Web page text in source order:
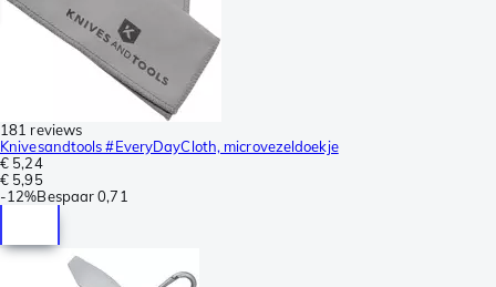
181 reviews
Knivesandtools #EveryDayCloth, microvezeldoekje
€ 5,24
€ 5,95
-12%Bespaar 0,71